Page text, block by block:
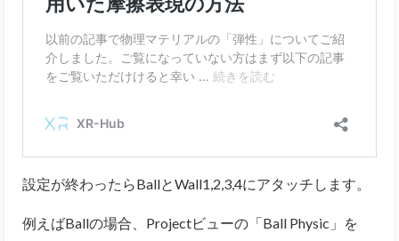
設定が終わったらBallとWall1,2,3,4にアタッチします。
例えばBallの場合、Projectビューの「Ball Physic」を